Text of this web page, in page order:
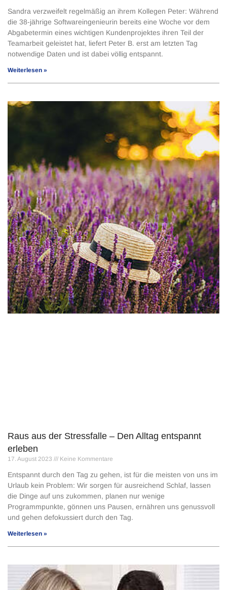
Sandra verzweifelt regelmäßig an ihrem Kollegen Peter: Während
die 38-jährige Softwareingenieurin bereits eine Woche vor dem
Abgabetermin eines wichtigen Kundenprojektes ihren Teil der
Teamarbeit geleistet hat, liefert Peter B. erst am letzten Tag
notwendige Daten und ist dabei völlig entspannt.
Weiterlesen »
Raus aus der Stressfalle – Den Alltag entspannt
erleben
17. August 2023 Keine Kommentare
Entspannt durch den Tag zu gehen, ist für die meisten von uns im
Urlaub kein Problem: Wir sorgen für ausreichend Schlaf, lassen
die Dinge auf uns zukommen, planen nur wenige
Programmpunkte, gönnen uns Pausen, ernähren uns genussvoll
und gehen defokussiert durch den Tag.
Weiterlesen »